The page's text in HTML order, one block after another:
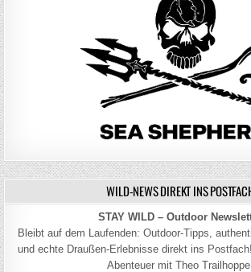
WILD-NEWS DIREKT INS
STAY WILD – Outdoor
Bleibt auf dem Laufenden: Outdoor-Tipps,
und echte Draußen-Erlebnisse direkt ins
Abenteuer mit Theo